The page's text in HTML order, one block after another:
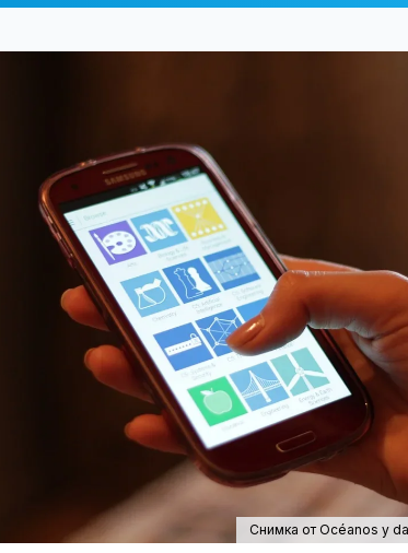
Снимка от Océanos y